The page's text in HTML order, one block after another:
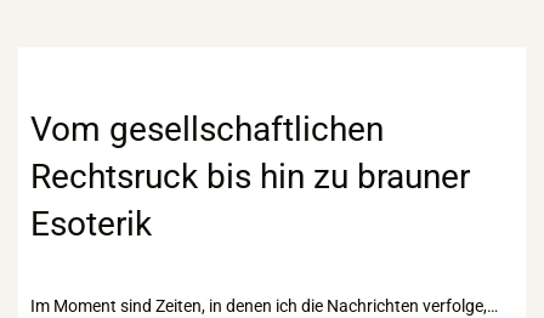
Vom gesellschaftlichen
Rechtsruck bis hin zu brauner
Esoterik
Im Moment sind Zeiten, in denen ich die Nachrichten verfolge,…